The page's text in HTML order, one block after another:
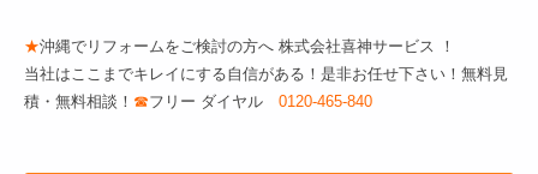
★沖縄でリフォームをご検討の方へ 株式会社喜神サービス ！
当社はここまでキレイにする自信がある！是非お任せ下さい！無料見
積・無料相談！ ☎フリー ダイヤル 0120-465-840